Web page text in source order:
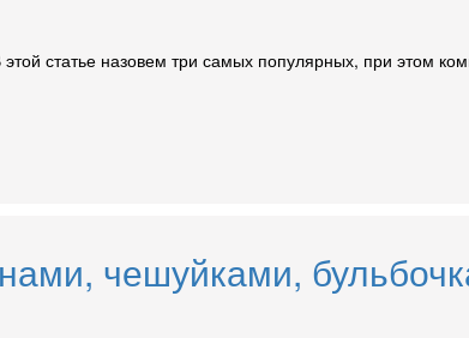
статье назовем три самых популярных, при этом
чешуйками,